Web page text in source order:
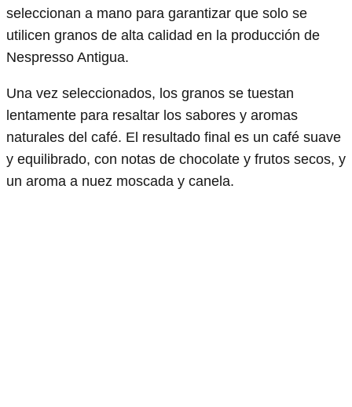
seleccionan a mano para garantizar que solo se
utilicen granos de alta calidad en la producción de
Nespresso Antigua.
Una vez seleccionados, los granos se tuestan
lentamente para resaltar los sabores y aromas
naturales del café. El resultado final es un café suave
y equilibrado, con notas de chocolate y frutos secos, y
un aroma a nuez moscada y canela.